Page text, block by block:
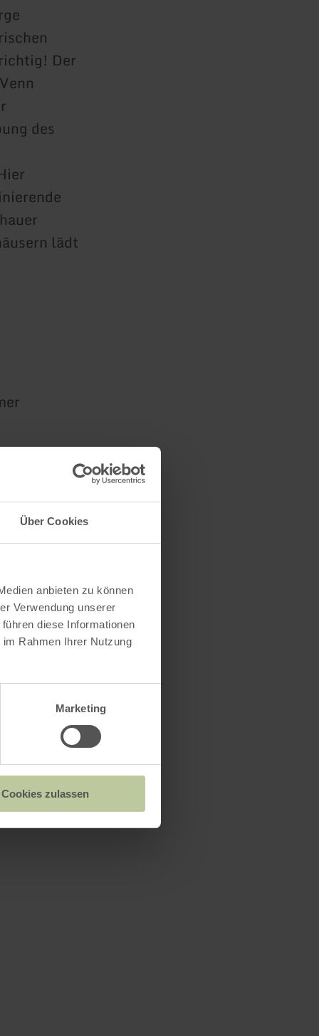
Über Cookies
anbieten zu können
Verwendung unserer
diese Informationen
Rahmen Ihrer Nutzung
Marketing
Cookies zulassen
Der
des
lädt